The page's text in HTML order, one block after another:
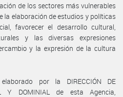
de los sectores más vulnerables
la elaboración de estudios y políticas
favorecer el desarrollo cultural,
y las diversas expresiones
y la expresión de la cultura
por la DIRECCIÓN DE
Y DOMINIAL de esta Agencia,